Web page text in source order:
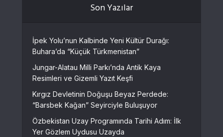
Son Yazılar
İpek Yolu’nun Kalbinde Yeni Kültür Durağı:
Buhara’da “Küçük Türkmenistan”
Jungar-Alatau Milli Parkı’nda Antik Kaya
Resimleri ve Gizemli Yazıt Keşfi
Kırgız Devletinin Doğuşu Beyaz Perdede:
“Barsbek Kağan” Seyirciyle Buluşuyor
Özbekistan Uzay Programında Tarihi Adım: İlk
Yer Gözlem Uydusu Uzayda